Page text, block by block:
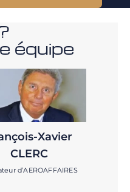
équipe
Xavier
CLERC
d’AEROAFFAIRES